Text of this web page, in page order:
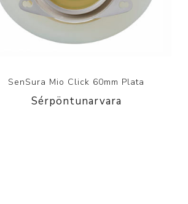
SenSura Mio Click 60mm Plata
Sérpöntunarvara